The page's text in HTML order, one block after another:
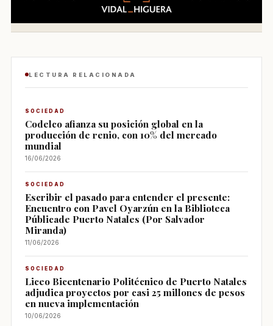
LECTURA RELACIONADA
SOCIEDAD
Codelco afianza su posición global en la
producción de renio, con 10% del mercado
mundial
16/06/2026
SOCIEDAD
Escribir el pasado para entender el presente:
Encuentro con Pavel Oyarzún en la Biblioteca
Públicade Puerto Natales (Por Salvador
Miranda)
11/06/2026
SOCIEDAD
Liceo Bicentenario Politécnico de Puerto Natales
adjudica proyectos por casi 25 millones de pesos
en nueva implementación
10/06/2026